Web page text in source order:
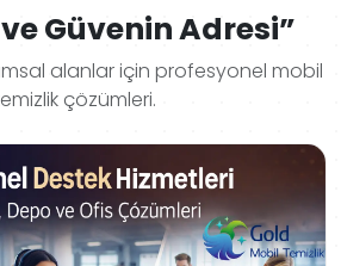
Güvenin Adresi”
alanlar için profesyonel mobil
çözümleri.